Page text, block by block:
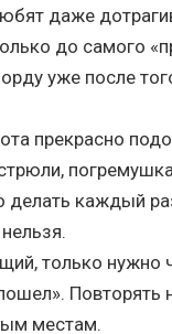
даже
до самого
уже после
прекрасно
делать каждый
только нужно
Повторять
местам.